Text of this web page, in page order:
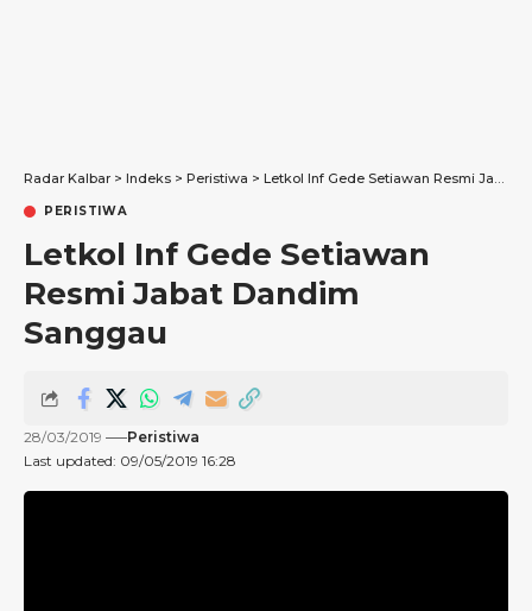
Radar Kalbar > Indeks > Peristiwa > Letkol Inf Gede Setiawan Resmi Jabat Dandim Sanggau
PERISTIWA
Letkol Inf Gede Setiawan
Resmi Jabat Dandim
Sanggau
Last updated: 09/05/2019 16:28
28/03/2019 Peristiwa